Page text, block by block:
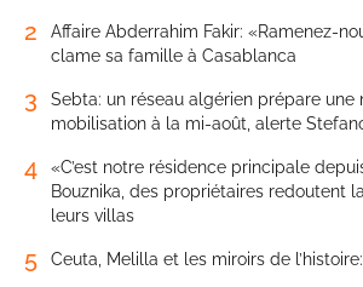
2
Affaire Abderrahim Fakir: «Ramenez-
clame sa famille à Casablanca
3
Sebta: un réseau algérien prépare une
mobilisation à la mi-août, alerte
4
«C’est notre résidence principale
Bouznika, des propriétaires redoutent
leurs villas
5 Ceuta, Melilla et les miroirs de